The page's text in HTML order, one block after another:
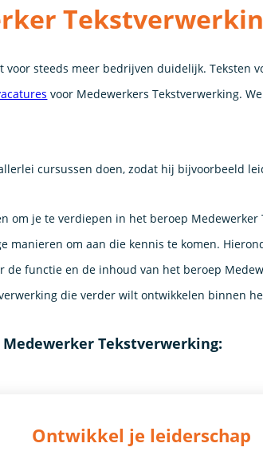
voor steeds meer bedrijven duidelijk. Teksten
voor Medewerkers Tekstverwerking.
cursussen doen, zodat hij bijvoorbeeld
om je te verdiepen in het beroep Medewerker
om aan die kennis te komen.
de functie en de inhoud van het beroep
die verder wilt ontwikkelen binnen
Tekstverwerking:
Ontwikkel je leiderschap